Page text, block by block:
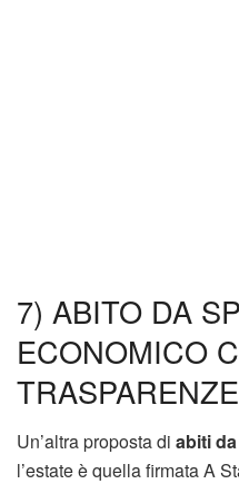
7) ABITO DA
ECONOMICO
TRASPARENZE
Un’altra proposta di abiti
l’estate è quella firmata A